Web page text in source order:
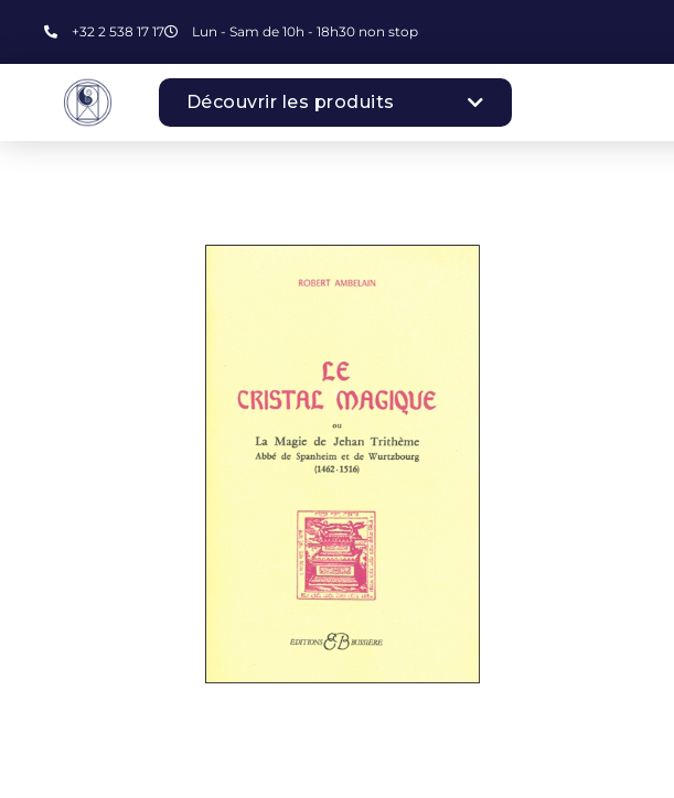
+32 2 538 17 17 Lun - Sam de 10h - 18h30 non stop
Découvrir les produits